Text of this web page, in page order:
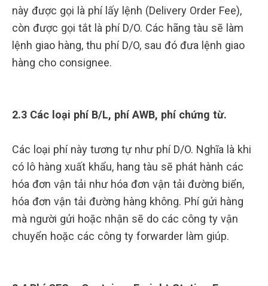
này được gọi là phí lấy lệnh (Delivery Order Fee),
còn được gọi tắt là phí D/O. Các hãng tàu sẽ làm
lệnh giao hàng, thu phí D/O, sau đó đưa lệnh giao
hàng cho consignee.
2.3 Các loại phí B/L, phí AWB, phí chứng từ.
Các loại phí này tương tự như phí D/O. Nghĩa là khi
có lô hàng xuất khẩu, hang tàu sẽ phát hành các
hóa đơn vận tải như hóa đơn vận tải đường biển,
hóa đơn vận tải đường hàng không. Phí gửi hàng
mà người gửi hoặc nhận sẽ do các công ty vận
chuyển hoặc các công ty forwarder làm giúp.